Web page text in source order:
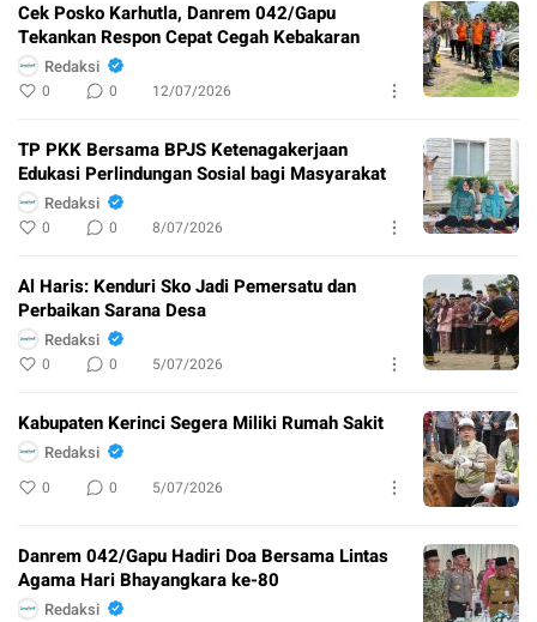
Cek Posko Karhutla, Danrem 042/Gapu
Tekankan Respon Cepat Cegah Kebakaran
Redaksi
0 0 12/07/2026
TP PKK Bersama BPJS Ketenagakerjaan
Edukasi Perlindungan Sosial bagi Masyarakat
Redaksi
0 0 8/07/2026
Al Haris: Kenduri Sko Jadi Pemersatu dan
Perbaikan Sarana Desa
Redaksi
0 0 5/07/2026
Kabupaten Kerinci Segera Miliki Rumah Sakit
Redaksi
0 0 5/07/2026
Danrem 042/Gapu Hadiri Doa Bersama Lintas
Agama Hari Bhayangkara ke-80
Redaksi